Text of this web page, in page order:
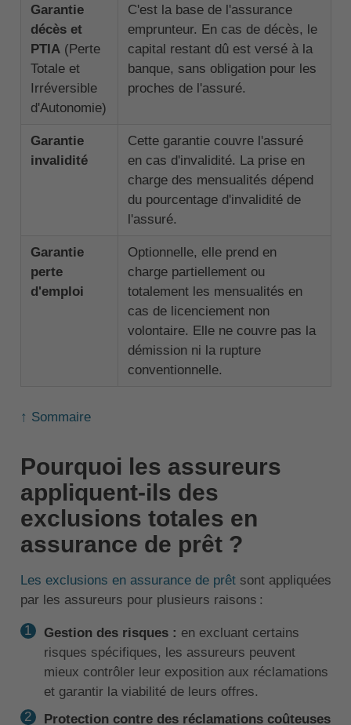
Garantie
décès et
PTIA (Perte
Totale et
Irréversible
d'Autonomie)
C'est la base de l'assurance
emprunteur. En cas de décès, le
capital restant dû est versé à la
banque, sans obligation pour les
proches de l'assuré.
Garantie
invalidité
Cette garantie couvre l'assuré
en cas d'invalidité. La prise en
charge des mensualités dépend
du pourcentage d'invalidité de
l'assuré.
Garantie
perte
d'emploi
Optionnelle, elle prend en
charge partiellement ou
totalement les mensualités en
cas de licenciement non
volontaire. Elle ne couvre pas la
démission ni la rupture
conventionnelle.
↑ Sommaire
Pourquoi les assureurs
appliquent-ils des
exclusions totales en
assurance de prêt ?
Les exclusions en assurance de prêtsont appliquées
par les assureurs pour plusieurs raisons :
Gestion des risques : en excluant certains
risques spécifiques, les assureurs peuvent
mieux contrôler leur exposition aux réclamations
et garantir la viabilité de leurs offres.
Protection contre des réclamations coûteuses